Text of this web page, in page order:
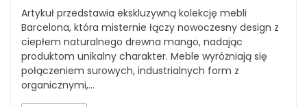
Artykuł przedstawia ekskluzywną kolekcję mebli
Barcelona, która misternie łączy nowoczesny design z
ciepłem naturalnego drewna mango, nadając
produktom unikalny charakter. Meble wyróżniają się
połączeniem surowych, industrialnych form z
organicznymi,...